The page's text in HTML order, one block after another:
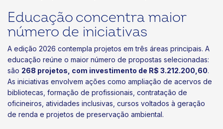
Educação concentra maior
número de iniciativas
A edição 2026 contempla projetos em três áreas principais. A
educação reúne o maior número de propostas selecionadas:
são 268 projetos, com investimento de R$ 3.212.200,60.
As iniciativas envolvem ações como ampliação de acervos de
bibliotecas, formação de profissionais, contratação de
oficineiros, atividades inclusivas, cursos voltados à geração
de renda e projetos de preservação ambiental.